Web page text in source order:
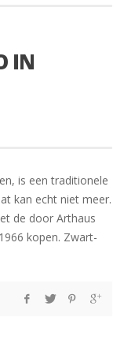
IN
is een traditionele
kan echt niet meer.
de door Arthaus
kopen. Zwart-